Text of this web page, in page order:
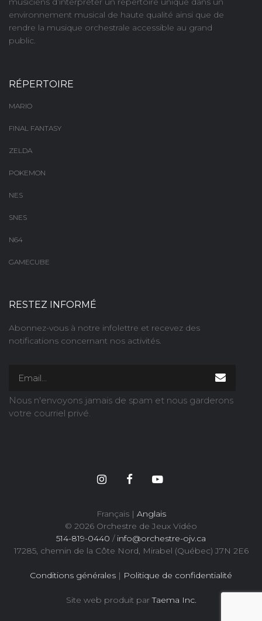
environnement musical de haute qualité ainsi que de
rendre la musique orchestrale accessible au grand
public.
RÉPERTOIRE
MARIO
FINAL FANTASY
ZELDA
POKEMON
NES
SNES
N64
GAMECUBE
RESTEZ INFORMÉ
Abonnez-vous à notre infolettre et recevez des
notifications concernant nos activités.
Nous n'envoyons jamais de spam et nous garderons
votre courriel privé.
Français | Anglais
© 2026 Orchestre de Jeux Vidéo
514-819-0440 / info@orchestre-ojv.ca
17285, chemin de la Côte Nord, Mirabel (Québec) J7N 2E6
Conditions générales | Politique de confidentialité
Site web produit parTaema Inc.